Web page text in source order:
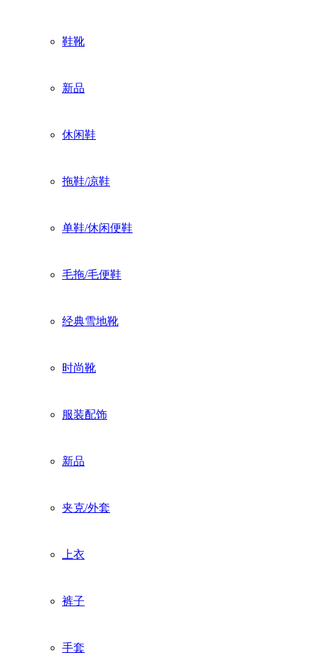
鞋靴
新品
休闲鞋
拖鞋/凉鞋
单鞋/休闲便鞋
毛拖/毛便鞋
经典雪地靴
时尚靴
服装配饰
新品
夹克/外套
上衣
裤子
手套